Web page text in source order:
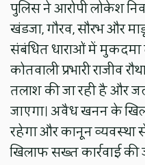
पुलिस ने आरोपी लोकेश
खंडजा, गौरव, सौरभ और
संबंधित धाराओं में मुकदमा
कोतवाली प्रभारी राजीव
तलाश की जा रही है और
जाएगा। अवैध खनन के
रहेगा और कानून व्यवस्था
खिलाफ सख्त कार्रवाई की